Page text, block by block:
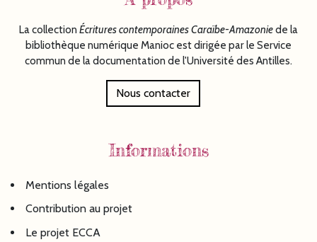
La collection Écriturescontemporaines Caraïbe-Amazoniede la
bibliothèque numérique Manioc est dirigée par le Service
commun de la documentation de l'Université des Antilles.
Nous contacter
Informations
Mentions légales
Contribution au projet
Le projet ECCA